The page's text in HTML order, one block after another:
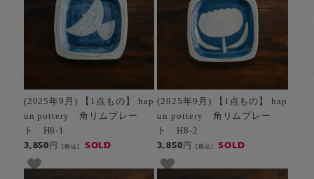
(2025年9月) 【1点もの】 hap
un pottery 角リムプレー
ト H8-1
3,850円[税込] SOLD
(2025年9月) 【1点もの】 hap
un pottery 角リムプレー
ト H8-2
3,850円 [税込] SOLD